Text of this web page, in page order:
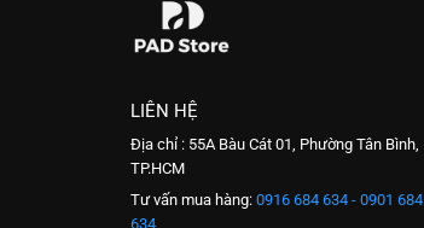
LIÊN HỆ
Địa chỉ : 55A Bàu Cát 01, Phường Tân Bình,
TP.HCM
Tư vấn mua hàng: 0916 684 634 - 0901 684
634